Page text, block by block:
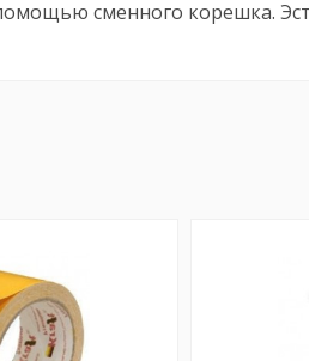
сменного корешка.